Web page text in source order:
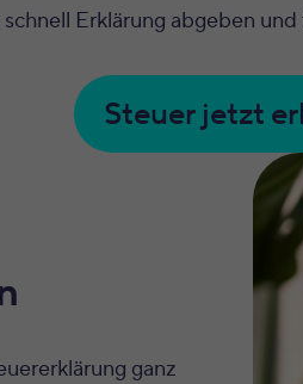
Erklärung abgeben
Steuer jetzt
ganz